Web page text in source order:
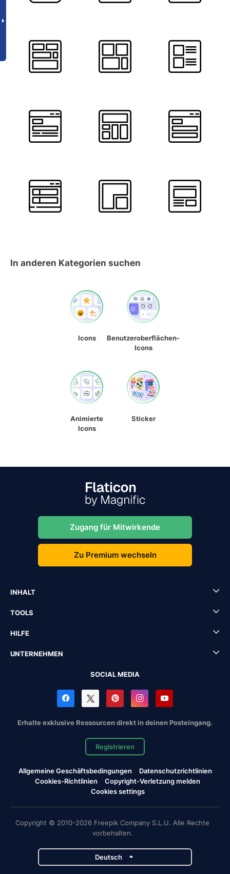
In anderen Kategorien suchen
Icons
Benutzeroberflächen-
Icons
Animierte
Icons
Sticker
Zugang für Mitwirkende
Zu Premium wechseln
INHALT
TOOLS
HILFE
UNTERNEHMEN
SOCIAL MEDIA
Erhalte exklusive Ressourcen direkt in deinen Posteingang.
Registrieren
Allgemeine Geschäftsbedingungen
Datenschutzrichtlinien
Cookies-Richtlinien
Copyright-Verletzung melden
Cookies settings
Copyright © 2010-2026 Freepik Company S.L.U. Alle Rechte
vorbehalten.
Deutsch